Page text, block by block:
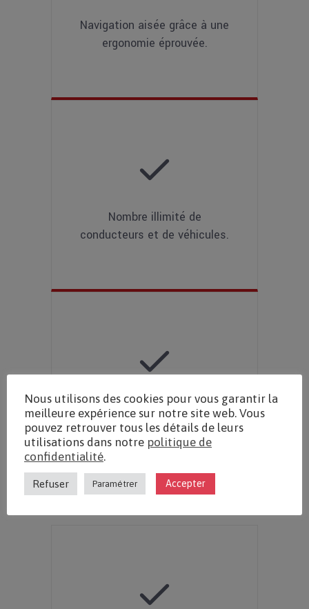
Navigation aisée grâce à une
ergonomie éprouvée.
Nombre illimité de
conducteurs et de véhicules.
Accessible depuis n'importe
quel poste relié à internet
(solution SAAS).
Nous utilisons des cookies pour vous garantir la
meilleure expérience sur notre site web. Vous
pouvez retrouver tous les détails de leurs
utilisations dans notre politique de
confidentialité.
Refuser Paramétrer Accepter